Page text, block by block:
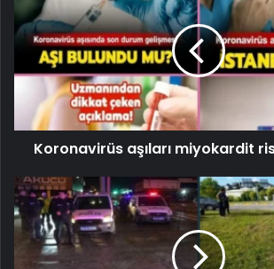
Koronavirüs aşıları miyokardit